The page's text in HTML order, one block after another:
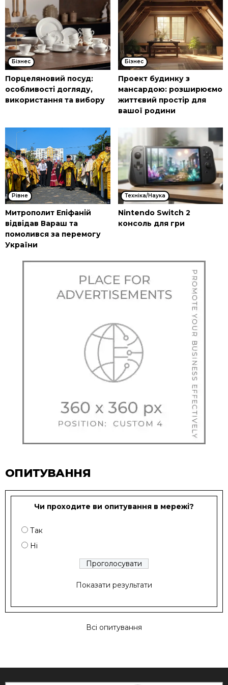
Бізнес
Порцеляновий посуд:
особливості догляду,
використання та вибору
Бізнес
Проект будинку з
мансардою: розширюємо
життєвий простір для
вашої родини
Рівне
Митрополит Епіфаній
відвідав Вараш та
помолився за перемогу
України
Техніка/Наука
Nintendo Switch 2
консоль для гри
ОПИТУВАННЯ
Чи проходите ви опитування в мережі?
Так
Ні
Показати результати
Всі опитування